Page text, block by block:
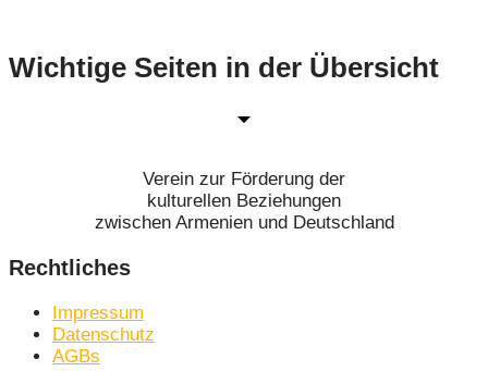
Wichtige Seiten in der Übersicht
Verein zur Förderung der
kulturellen Beziehungen
zwischen Armenien und Deutschland
Rechtliches
Impressum
Datenschutz
AGBs